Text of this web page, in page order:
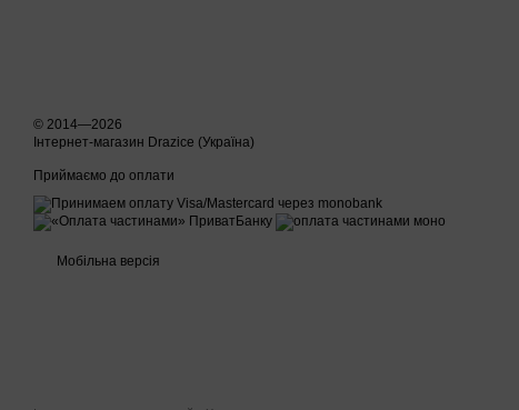
© 2014—2026
Інтернет-магазин Drazice (Україна)
Приймаємо до оплати
Мобільна версія